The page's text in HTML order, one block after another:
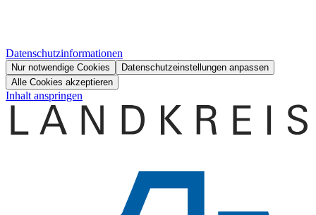
Datenschutzinformationen
Nur notwendige Cookies
Datenschutzeinstellungen anpassen
Alle Cookies akzeptieren
Inhalt anspringen